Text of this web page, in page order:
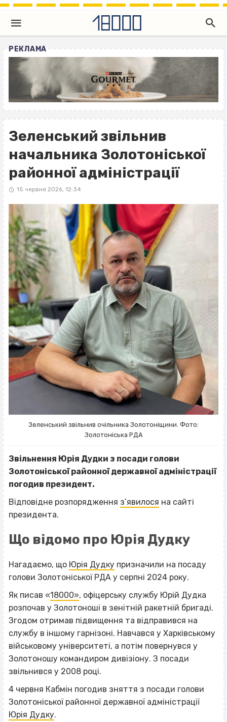
РЕКЛАМА
Зеленський звільнив
начальника Золотоніської
районної адміністрації
15 червня 2026, 12:34
Зеленський звільнив очільника Золотоніщини. Фото:
Золотоніська РДА
Звільнення Юрія Дудки з посади голови
Золотоніської районної державної адміністрації
погодив президент.
Відповідне розпорядження з’явилося на сайті
президента.
Що відомо про Юрія Дудку
Нагадаємо, що Юрія Дудку призначили на посаду
голови Золотоніської РДА у серпні 2024 року.
Як писав «18000», офіцерську службу Юрій Дудка
розпочав у Золотоноші в зенітній ракетній бригаді.
Згодом отримав підвищення та відправився на
службу в іншому гарнізоні. Навчався у Харківському
військовому університеті, а потім повернувся у
Золотоношу командиром дивізіону. З посади
звільнився у 2008 році.
4 червня Кабмін погодив зняття з посади голови
Золотоніської районної державної адміністрації
Юрія Дудку.